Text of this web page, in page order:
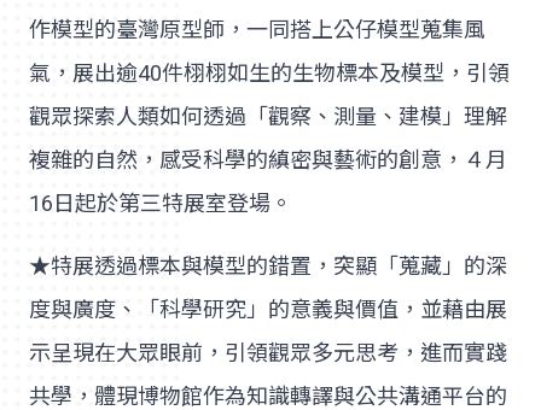
作模型的臺灣原型師，一同搭上公仔模型蒐集風
氣，展出逾40件栩栩如生的生物標本及模型，引領
觀眾探索人類如何透過「觀察、測量、建模」理解
複雜的自然，感受科學的縝密與藝術的創意，４月
16日起於第三特展室登場。
★特展透過標本與模型的錯置，突顯「蒐藏」的深
度與廣度、「科學研究」的意義與價值，並藉由展
示呈現在大眾眼前，引領觀眾多元思考，進而實踐
共學，體現博物館作為知識轉譯與公共溝通平台的